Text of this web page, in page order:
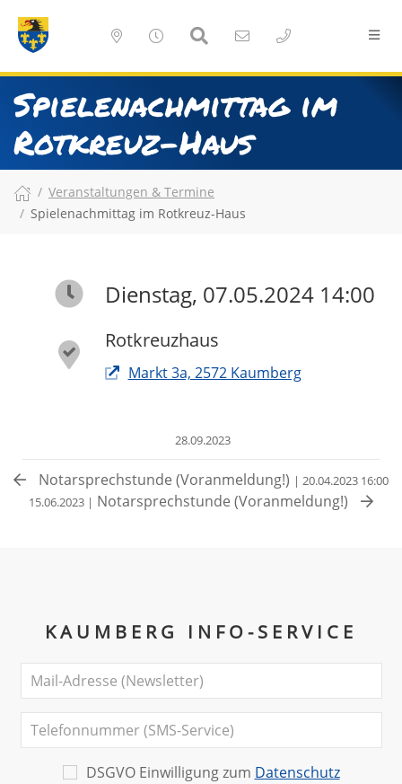
Spielenachmittag im
Rotkreuz-Haus
Veranstaltungen & Termine
Spielenachmittag im Rotkreuz-Haus
Dienstag, 07.05.2024 14:00
Rotkreuzhaus
Markt 3a, 2572 Kaumberg
28.09.2023
Notarsprechstunde (Voranmeldung!) | 20.04.2023 16:00
15.06.2023 | Notarsprechstunde (Voranmeldung!)
KAUMBERG INFO-SERVICE
DSGVO Einwilligung zum Datenschutz